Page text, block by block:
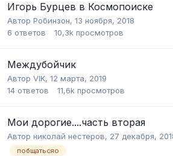
Игорь Бурцев в Космопоиске
Автор Робинзон, 13 ноября, 2018
6 ответов 10,3k просмотров
Междубойчик
Автор VIK, 12 марта, 2019
14 ответов 11,6k просмотров
Мои дорогие....часть вторая
Автор николай нестеров, 27 декабря,
побщатьсяо